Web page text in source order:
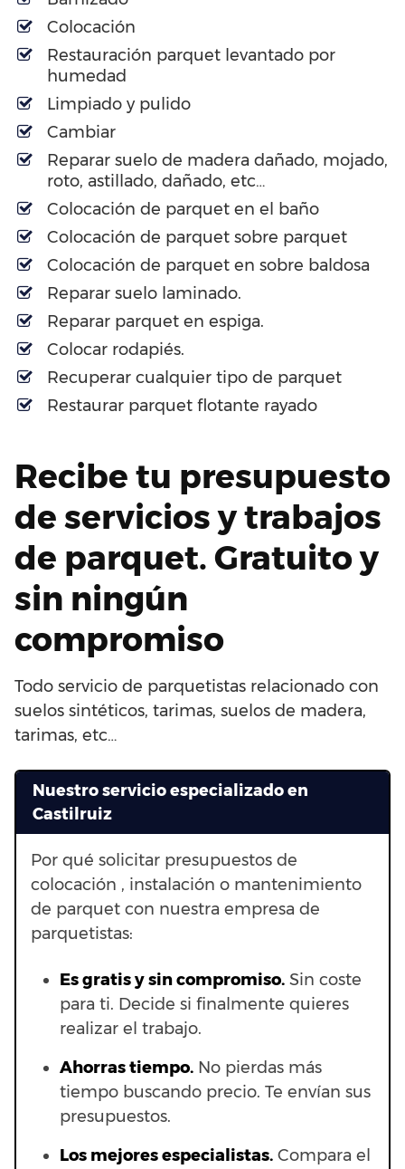
Colocación
Restauración parquet levantado por
humedad
Limpiado y pulido
Cambiar
Reparar suelo de madera dañado, mojado,
roto, astillado, dañado, etc…
Colocación de parquet en el baño
Colocación de parquet sobre parquet
Colocación de parquet en sobre baldosa
Reparar suelo laminado.
Reparar parquet en espiga.
Colocar rodapiés.
Recuperar cualquier tipo de parquet
Restaurar parquet flotante rayado
Recibe tu presupuesto
de servicios y trabajos
de parquet. Gratuito y
sin ningún
compromiso
Todo servicio de parquetistas relacionado con
suelos sintéticos, tarimas, suelos de madera,
tarimas, etc…
Nuestro servicio especializado en
Castilruiz
Por qué solicitar presupuestos de
colocación , instalación o mantenimiento
de parquet con nuestra empresa de
parquetistas:
Es gratis y sin compromiso. Sin coste
para ti. Decide si finalmente quieres
realizar el trabajo.
Ahorras tiempo. No pierdas más
tiempo buscando precio. Te envían sus
presupuestos.
Los mejores especialistas. Compara el